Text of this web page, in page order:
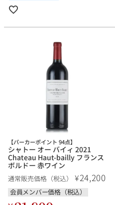
【パーカーポイント 94点】
シャトー オー バイィ 2021
Chateau Haut-bailly フランス
ボルドー 赤ワイン
通常販売価格（税込） ¥24,200
会員メンバー価格（税込）